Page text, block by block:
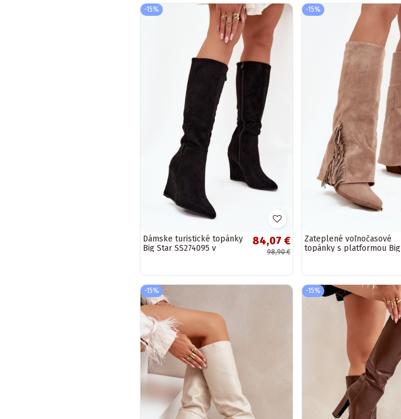
-15%
Dámske turistické topánky
Big Star SS274095 v
84,07 €
98,90 €
-15%
Zateplené voľnočasové
topánky s platformou Big
-15% -15%